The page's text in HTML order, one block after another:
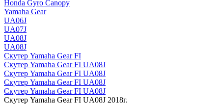
Honda Gyro Canopy
Yamaha Gear
UA06J
UA07J
UA08J
UA08J
Скутер Yamaha Gear FI
Скутер Yamaha Gear FI UA08J
Скутер Yamaha Gear FI UA08J
Скутер Yamaha Gear FI UA08J
Скутер Yamaha Gear FI UA08J
Скутер Yamaha Gear FI UA08J 2018г.